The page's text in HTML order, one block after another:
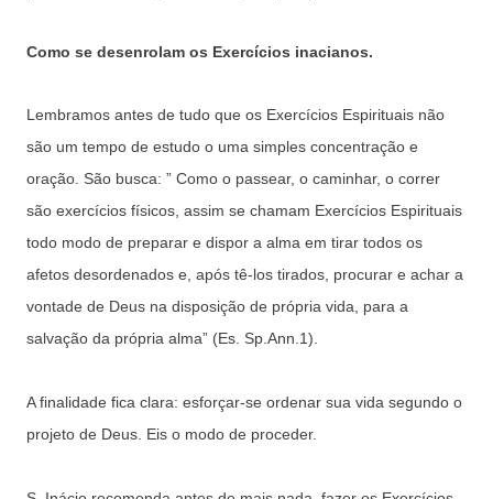
Como se desenrolam os Exercícios inacianos.
Lembramos antes de tudo que os Exercícios Espirituais não
são um tempo de estudo o uma simples concentração e
oração. São busca: ” Como o passear, o caminhar, o correr
são exercícios físicos, assim se chamam Exercícios Espirituais
todo modo de preparar e dispor a alma em tirar todos os
afetos desordenados e, após tê-los tirados, procurar e achar a
vontade de Deus na disposição de própria vida, para a
salvação da própria alma” (Es. Sp.Ann.1).
A finalidade fica clara: esforçar-se ordenar sua vida segundo o
projeto de Deus. Eis o modo de proceder.